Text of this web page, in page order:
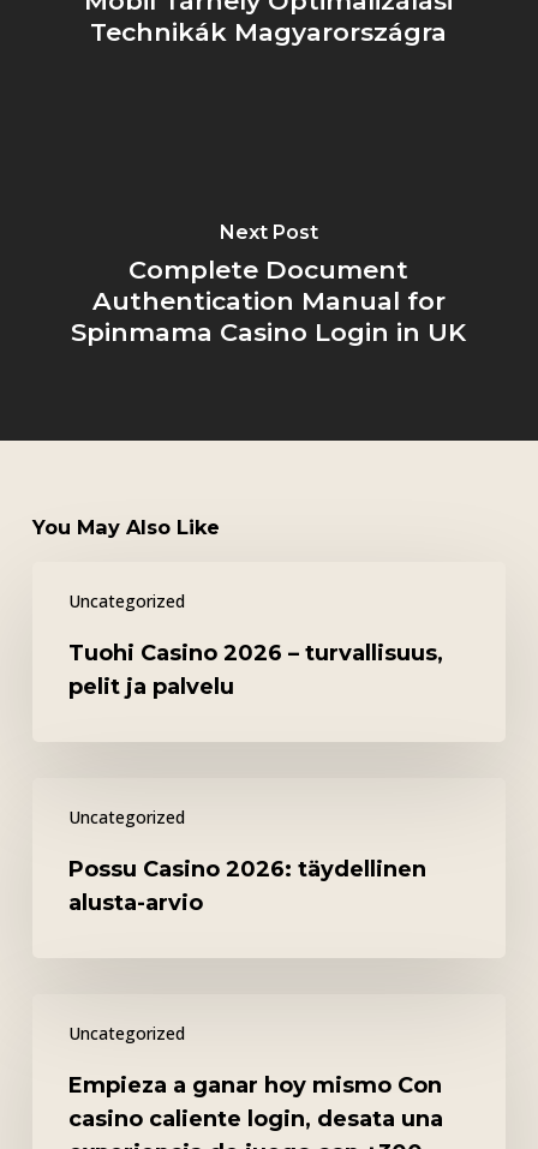
Technikák Magyarországra
Next Post
Complete Document
Authentication Manual for
Spinmama Casino Login in UK
You May Also Like
Uncategorized
Casino
turvallisuus,
Tuohi Casino 2026 – turvallisuus,
pelit ja palvelu
Uncategorized
Casino
alusta-
Possu Casino 2026: täydellinen
alusta-arvio
Uncategorized
mismo
Empieza a ganar hoy mismo Con
casino caliente login, desata una